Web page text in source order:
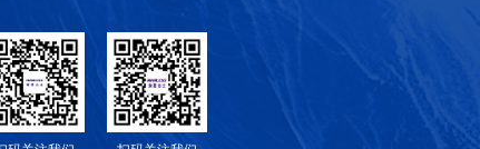
高可靠性UPS系统，搭配长寿
、防漏液、抗震等特性，可应
支持。